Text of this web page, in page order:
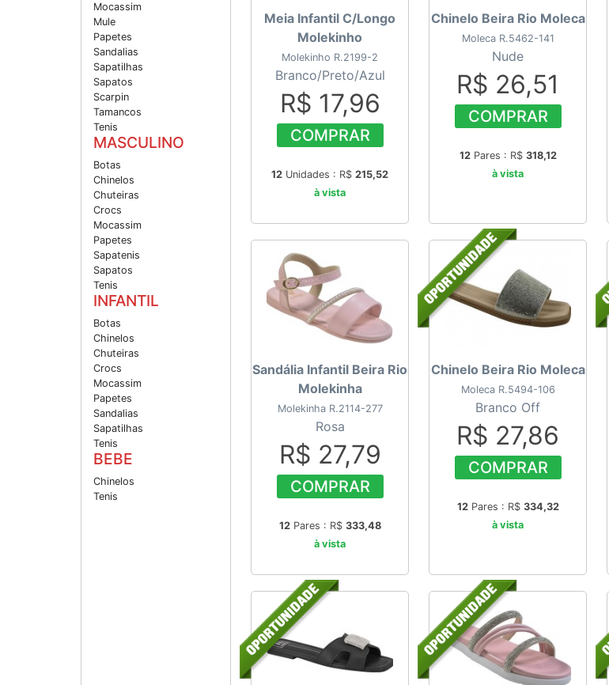
Mocassim
Mule
Papetes
Sandalias
Sapatilhas
Sapatos
Scarpin
Tamancos
Tenis
MASCULINO
Botas
Chinelos
Chuteiras
Crocs
Mocassim
Papetes
Sapatenis
Sapatos
Tenis
INFANTIL
Botas
Chinelos
Chuteiras
Crocs
Mocassim
Papetes
Sandalias
Sapatilhas
Tenis
BEBE
Chinelos
Tenis
Meia Infantil C/Longo
Molekinho
Molekinho R.2199-2
Branco/Preto/Azul
R$ 17,96
COMPRAR
12 Unidades : R$ 215,52
à vista
Chinelo Beira Rio Moleca
Moleca R.5462-141
Nude
R$ 26,51
COMPRAR
12Pares : R$ 318,12
à vista
Sandália Infantil Beira Rio
Molekinha
Molekinha R.2114-277
Rosa
R$ 27,79
COMPRAR
12Pares : R$ 333,48
à vista
Chinelo Beira Rio Moleca
Moleca R.5494-106
Branco Off
R$ 27,86
COMPRAR
12Pares : R$ 334,32
à vista